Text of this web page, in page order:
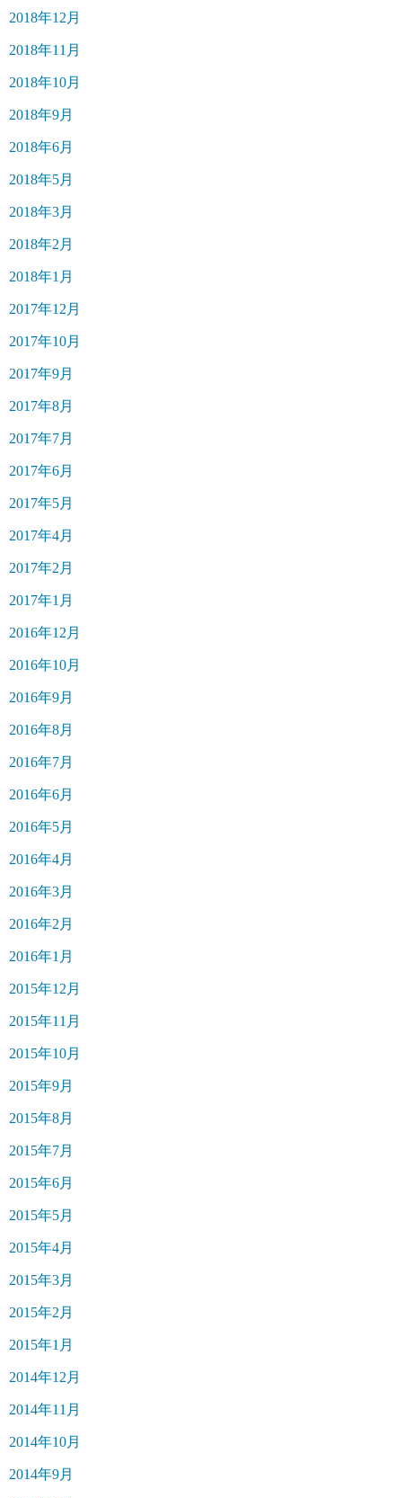
2018年12月
2018年11月
2018年10月
2018年9月
2018年6月
2018年5月
2018年3月
2018年2月
2018年1月
2017年12月
2017年10月
2017年9月
2017年8月
2017年7月
2017年6月
2017年5月
2017年4月
2017年2月
2017年1月
2016年12月
2016年10月
2016年9月
2016年8月
2016年7月
2016年6月
2016年5月
2016年4月
2016年3月
2016年2月
2016年1月
2015年12月
2015年11月
2015年10月
2015年9月
2015年8月
2015年7月
2015年6月
2015年5月
2015年4月
2015年3月
2015年2月
2015年1月
2014年12月
2014年11月
2014年10月
2014年9月